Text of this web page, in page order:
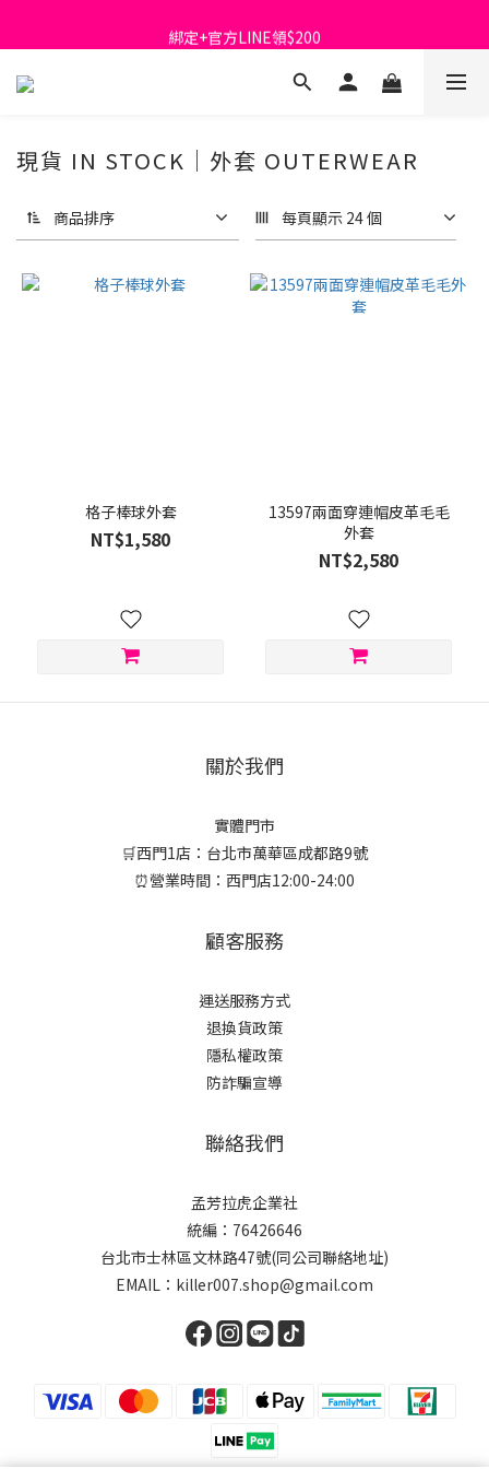
首購免運費🚚
綁定+官方LINE領$200
出清特價_買一送一
現貨 IN STOCK｜外套 OUTERWEAR
商品排序 每頁顯示 24 個
格子棒球外套
NT$1,580
13597兩面穿連帽皮革毛毛
外套
NT$2,580
關於我們
實體門市
🛒西門1店：台北市萬華區成都路9號
⏰營業時間：西門店12:00-24:00
顧客服務
運送服務方式
退換貨政策
隱私權政策
防詐騙宣導
聯絡我們
孟芳拉虎企業社
統編：76426646
台北市士林區文林路47號(同公司聯絡地址)
EMAIL：killer007.shop@gmail.com